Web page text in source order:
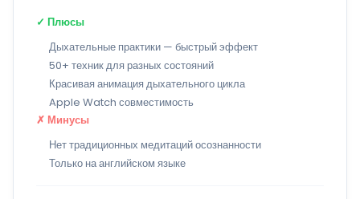
✓ Плюсы
Дыхательные практики — быстрый эффект
50+ техник для разных состояний
Красивая анимация дыхательного цикла
Apple Watch совместимость
✗ Минусы
Нет традиционных медитаций осознанности
Только на английском языке